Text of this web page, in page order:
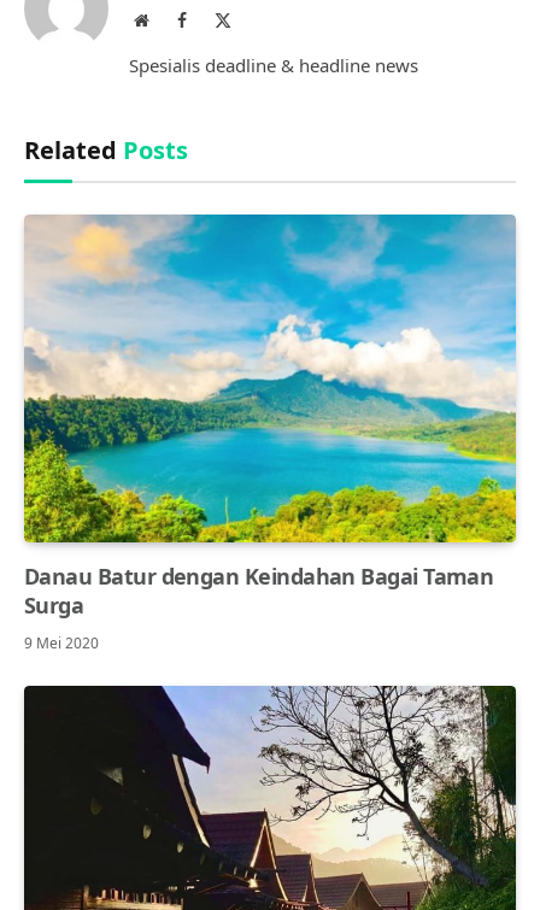
WebsiteFacebook
Spesialis deadline & headline news
Related Posts
Danau Batur dengan Keindahan Bagai Taman
Surga
9 Mei 2020